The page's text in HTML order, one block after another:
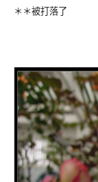
＊＊被打落了